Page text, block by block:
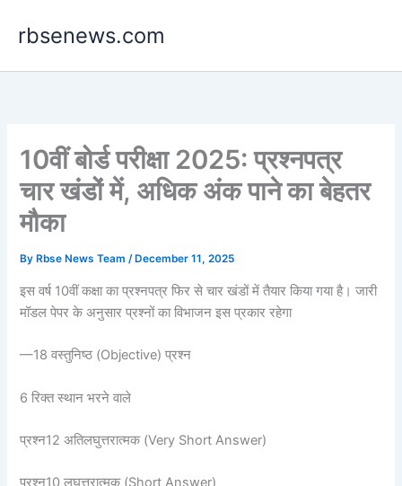
rbsenews.com
10वीं बोर्ड परीक्षा 2025: प्रश्नपत्र
चार खंडों में, अधिक अंक पाने का बेहतर
मौका
By Rbse News Team/ December 11, 2025
इस वर्ष 10वीं कक्षा का प्रश्नपत्र फिर से चार खंडों में तैयार किया गया है। जारी
मॉडल पेपर के अनुसार प्रश्नों का विभाजन इस प्रकार रहेगा
—18 वस्तुनिष्ठ (Objective) प्रश्न
6 रिक्त स्थान भरने वाले
प्रश्न12 अतिलघुत्तरात्मक (Very Short Answer)
प्रश्न10 लघुत्तरात्मक (Short Answer)